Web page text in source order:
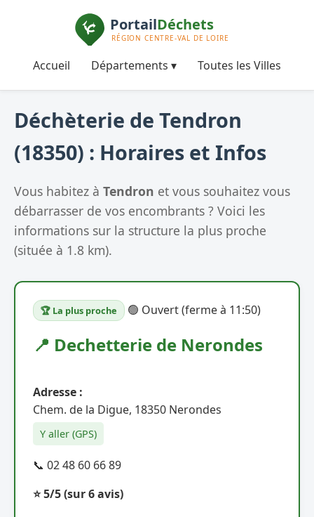
Accueil Départements ▾ Toutes les Villes
Déchèterie de Tendron
(18350) : Horaires et Infos
Vous habitez à Tendron et vous souhaitez vous
débarrasser de vos encombrants ? Voici les
informations sur la structure la plus proche
(située à 1.8 km).
🏆 La plus proche 🟢 Ouvert (ferme à 11:50)
📍 Dechetterie de Nerondes
Adresse :
Chem. de la Digue, 18350 Nerondes
Y aller (GPS)
📞 02 48 60 66 89
⭐ 5/5(sur 6 avis)